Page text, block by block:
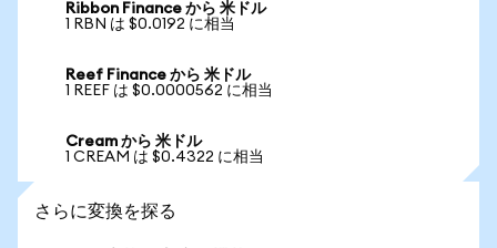
Ribbon Finance から 米ドル
1 RBN は $0.0192 に相当
Reef Finance から 米ドル
1 REEF は $0.0000562 に相当
Cream から 米ドル
1 CREAM は $0.4322 に相当
さらに変換を探る